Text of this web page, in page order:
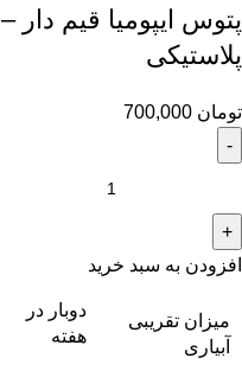
پتوس ایپومیا قیم دار –
پلاستیکی
تومان
افزودن به سبد خرید
میزان تقریبی
آبیاری
دوبار در
هفته